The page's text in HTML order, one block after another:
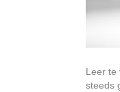
Leer te
steeds